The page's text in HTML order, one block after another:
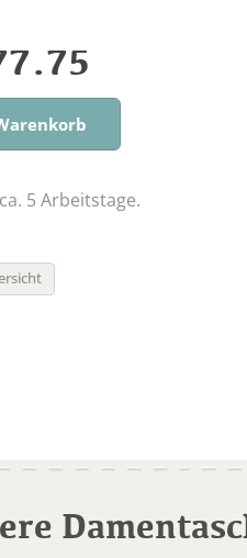
5 Arbeitstage.